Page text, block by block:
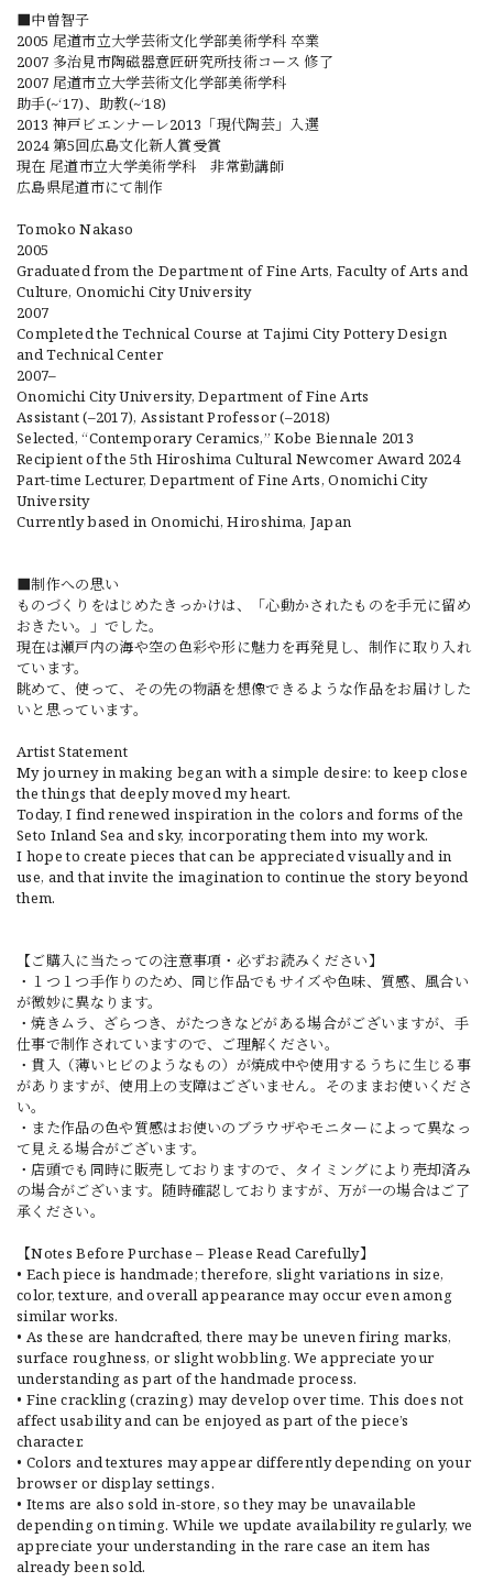
■中曽智子
2005 尾道市立大学芸術文化学部美術学科 卒業
2007 多治見市陶磁器意匠研究所技術コース 修了
2007 尾道市立大学芸術文化学部美術学科
助手(~‘17)、助教(~‘18)
2013 神戸ビエンナーレ2013「現代陶芸」入選
2024 第5回広島文化新人賞受賞
現在 尾道市立大学美術学科 非常勤講師
広島県尾道市にて制作
Tomoko Nakaso
2005
Graduated from the Department of Fine Arts, Faculty of Arts and
Culture, Onomichi City University
2007
Completed the Technical Course at Tajimi City Pottery Design
and Technical Center
2007–
Onomichi City University, Department of Fine Arts
Assistant (–2017), Assistant Professor (–2018)
Selected, “Contemporary Ceramics,” Kobe Biennale 2013
Recipient of the 5th Hiroshima Cultural Newcomer Award 2024
Part-time Lecturer, Department of Fine Arts, Onomichi City
University
Currently based in Onomichi, Hiroshima, Japan
■制作への思い
ものづくりをはじめたきっかけは、「心動かされたものを手元に留め
おきたい。」でした。
現在は瀬戸内の海や空の色彩や形に魅力を再発見し、制作に取り入れ
ています。
眺めて、使って、その先の物語を想像できるような作品をお届けした
いと思っています。
Artist Statement
My journey in making began with a simple desire: to keep close
the things that deeply moved my heart.
Today, I find renewed inspiration in the colors and forms of the
Seto Inland Sea and sky, incorporating them into my work.
I hope to create pieces that can be appreciated visually and in
use, and that invite the imagination to continue the story beyond
them.
【ご購入に当たっての注意事項・必ずお読みください】
・１つ１つ手作りのため、同じ作品でもサイズや色味、質感、風合い
が微妙に異なります。
・焼きムラ、ざらつき、がたつきなどがある場合がございますが、手
仕事で制作されていますので、ご理解ください。
・貫入（薄いヒビのようなもの）が焼成中や使用するうちに生じる事
がありますが、使用上の支障はございません。そのままお使いくださ
い。
・また作品の色や質感はお使いのブラウザやモニターによって異なっ
て見える場合がございます。
・店頭でも同時に販売しておりますので、タイミングにより売却済み
の場合がございます。随時確認しておりますが、万が一の場合はご了
承ください。
【Notes Before Purchase – Please Read Carefully】
• Each piece is handmade; therefore, slight variations in size,
color, texture, and overall appearance may occur even among
similar works.
• As these are handcrafted, there may be uneven firing marks,
surface roughness, or slight wobbling. We appreciate your
understanding as part of the handmade process.
• Fine crackling (crazing) may develop over time. This does not
affect usability and can be enjoyed as part of the piece’s
character.
• Colors and textures may appear differently depending on your
browser or display settings.
• Items are also sold in-store, so they may be unavailable
depending on timing. While we update availability regularly, we
appreciate your understanding in the rare case an item has
already been sold.